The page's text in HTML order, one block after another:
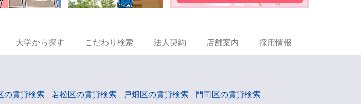
大学から探す こだわり検索 法人契約 店舗案内 採用情報
の賃貸検索 若松区の賃貸検索 戸畑区の賃貸検索
門司区の賃貸検索